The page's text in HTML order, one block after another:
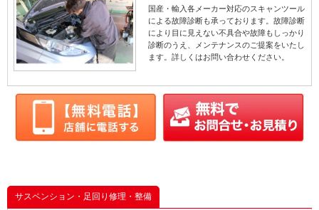
国産・輸入各メーカー対応のスキャンツール
による故障診断も承っております。故障診断
により目に見えない不具合や故障もしっかり
診断のうえ、メンテナンスのご提案をいたし
ます。詳しくはお問い合わせください。
サスペンション・足回り修理・整備